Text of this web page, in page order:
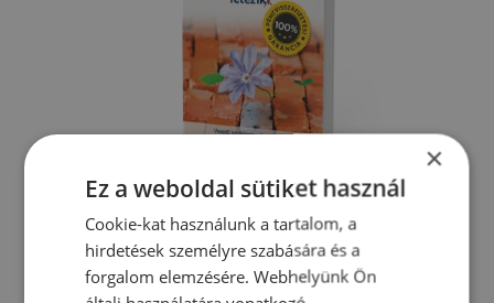
×
Ez a weboldal sütiket használ
Cookie-kat használunk a tartalom, a
hirdetések személyre szabására és a
forgalom elemzésére. Webhelyünk Ön